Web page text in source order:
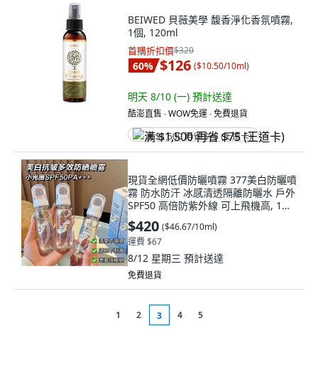
BEIWED 貝薇美學 馥香淨化香氛噴霧,
1個, 120ml
首購折扣價$320
60% $126 ($10.50/10ml)
明天 8/10 (一) 預計送達
酷澎直售 ∙ WOW免運 ∙ 免費退貨
满 $1,500 再省 $75 (王道卡)
現貨全網低價防曬噴霧 377美白防曬噴
霧 防水防汗 冰感清透隔離防曬水 戶外
SPF50 高倍防紫外線 可上飛機高, 1件,
3瓶裝90ml, 90ml
$420 ($46.67/10ml)
運費 $67
8/12 星期三 預計送達
免費退貨
1 2 3 4 5